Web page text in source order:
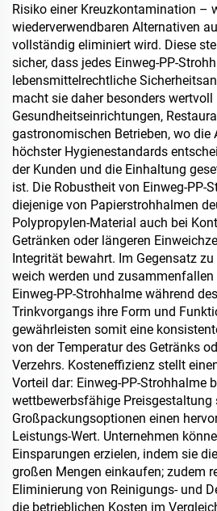
Risiko einer Kreuzkontamination –
wiederverwendbaren Alternativen
vollständig eliminiert wird. Diese
sicher, dass jedes Einweg-PP-
lebensmittelrechtliche
macht sie daher besonders wertvoll
Gesundheitseinrichtungen,
gastronomischen Betrieben, wo die
höchster Hygienestandards
der Kunden und die Einhaltung
ist. Die Robustheit von Einweg-PP-
diejenige von Papierstrohhalmen
Polypropylen-Material auch bei
Getränken oder längeren
Integrität bewahrt. Im Gegensatz
weich werden und zusammenfallen
Einweg-PP-Strohhalme während
Trinkvorgangs ihre Form und
gewährleisten somit eine
von der Temperatur des Getränks
Verzehrs. Kosteneffizienz stellt
Vorteil dar: Einweg-PP-Strohhalme
wettbewerbsfähige
Großpackungsoptionen einen
Leistungs-Wert. Unternehmen
Einsparungen erzielen, indem sie
großen Mengen einkaufen; zudem
Eliminierung von Reinigungs- und
die betrieblichen Kosten im